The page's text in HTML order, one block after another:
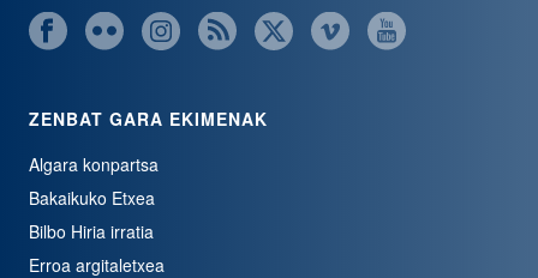
ZENBAT GARA EKIMENAK
Algara konpartsa
Bakaikuko Etxea
Bilbo Hiria irratia
Erroa argitaletxea